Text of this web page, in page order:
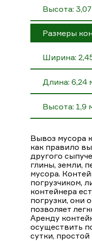
Высота:
Размеры
Ширина:
Длина: 6,24
Высота: 1,9
Вывоз мусора
как правило
другого
глины, земли,
мусора.
погрузчиком,
контейнера
погрузки, они
позволяет
Аренду
осуществить
сутки, простой